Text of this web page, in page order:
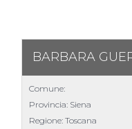
BARBARA
Comune:
Provincia: Siena
Regione: Toscana